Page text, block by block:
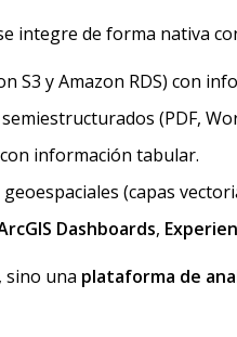
integre de forma nativa
S3 y Amazon RDS) con
(PDF,
información tabular.
(capas
Dashboards,
sino una plataforma de